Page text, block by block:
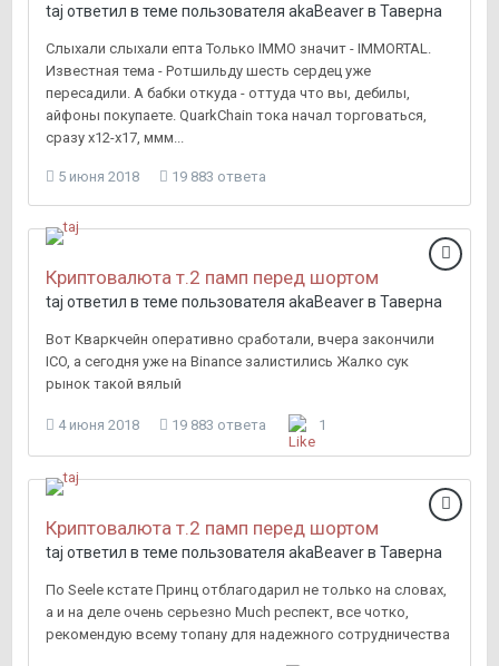
taj ответил в теме пользователя akaBeaverв Таверна
Слыхали слыхали епта Только IMMO значит - IMMORTAL.
Известная тема - Ротшильду шесть сердец уже
пересадили. А бабки откуда - оттуда что вы, дебилы,
айфоны покупаете. QuarkChain тока начал торговаться,
сразу x12-x17, ммм...
5 июня 2018 19 883 ответа
Криптовалюта т.2 памп перед шортом
taj ответил в теме пользователя akaBeaverв Таверна
Вот Кваркчейн оперативно сработали, вчера закончили
ICO, а сегодня уже на Binance залистились Жалко сук
рынок такой вялый
4 июня 2018 19 883 ответа 1
Криптовалюта т.2 памп перед шортом
taj ответил в теме пользователя akaBeaverв Таверна
По Seele кстате Принц отблагодарил не только на словах,
а и на деле очень серьезно Much респект, все чотко,
рекомендую всему топану для надежного сотрудничества